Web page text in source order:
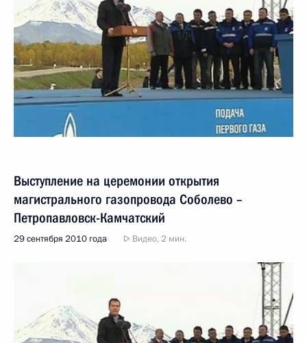
Выступление на церемонии открытия
магистрального газопровода Соболево –
Петропавловск-Камчатский
29 сентября 2010 года Видео, 2 мин.